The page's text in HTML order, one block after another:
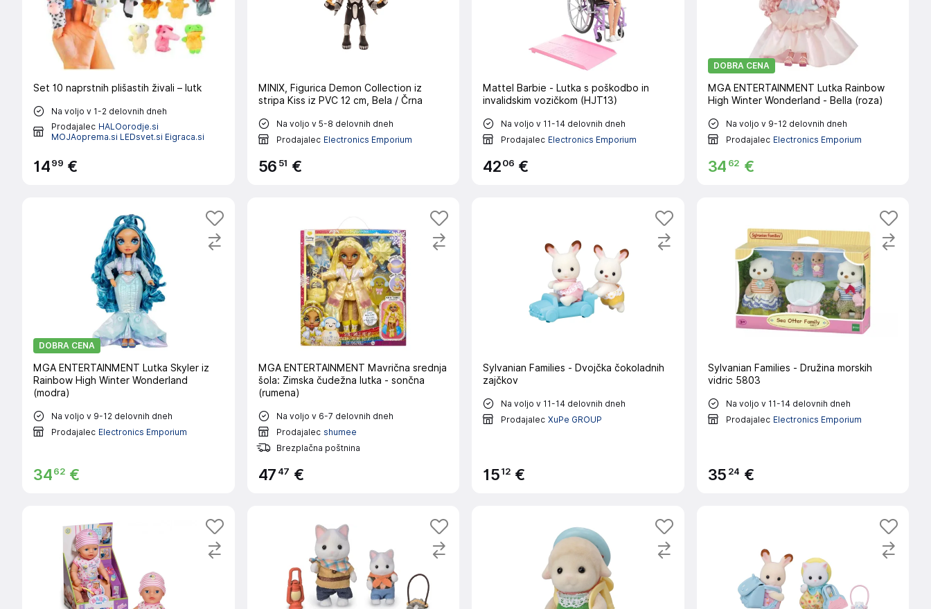
Set 10 naprstnih plišastih živali – lutk
Na voljo v 1-2 delovnih dneh
Prodajalec HALOorodje.si
MOJAoprema.si LEDsvet.si Eigraca.si
1499 €
MINIX, Figurica Demon Collection iz
stripa Kiss iz PVC 12 cm, Bela / Črna
Na voljo v 5-8 delovnih dneh
Prodajalec Electronics Emporium
56 51 €
Mattel Barbie - Lutka s poškodbo in
invalidskim vozičkom (HJT13)
Na voljo v 11-14 delovnih dneh
Prodajalec Electronics Emporium
4206 €
DOBRA CENA
MGA ENTERTAINMENT Lutka Rainbow
High Winter Wonderland - Bella (roza)
Na voljo v 9-12 delovnih dneh
Prodajalec Electronics Emporium
34 62 €
DOBRA CENA
MGA ENTERTAINMENT Lutka Skyler iz
Rainbow High Winter Wonderland
(modra)
Na voljo v 9-12 delovnih dneh
Prodajalec Electronics Emporium
3462 €
MGA ENTERTAINMENT Mavrična srednja
šola: Zimska čudežna lutka - sončna
(rumena)
Na voljo v 6-7 delovnih dneh
Prodajalec shumee
Brezplačna poštnina
47 47 €
Sylvanian Families - Dvojčka čokoladnih
zajčkov
Na voljo v 11-14 delovnih dneh
Prodajalec XuPe GROUP
1512 €
Sylvanian Families - Družina morskih
vidric 5803
Na voljo v 11-14 delovnih dneh
Prodajalec Electronics Emporium
35 24 €